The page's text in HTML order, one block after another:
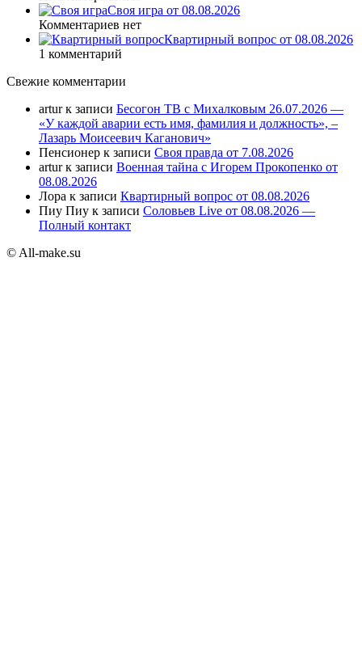
Своя игра от 08.08.2026
Комментариев нет
Квартирный вопрос от 08.08.2026
1 комментарий
Свежие комментарии
arturк записи Бесогон ТВ с Михалковым 26.07.2026 —
«У каждой аварии есть имя, фамилия и должность», –
Лазарь Моисеевич Каганович»
Пенсионер к записи Своя правда от 7.08.2026
arturк записи Военная тайна с Игорем Прокопенко от
08.08.2026
Лора к записи Квартирный вопрос от 08.08.2026
Пиу Пиу к записи Соловьев Live от 08.08.2026 —
Полный контакт
© All-make.su